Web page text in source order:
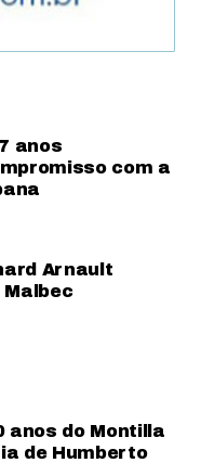
anos
com a
Arnault
anos do Montilla
de Humberto